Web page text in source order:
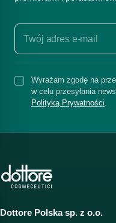
Wyrażam zgodę na
w celu przesyłania
Polityką Prywatności.
Dottore Polska sp. z o.o.